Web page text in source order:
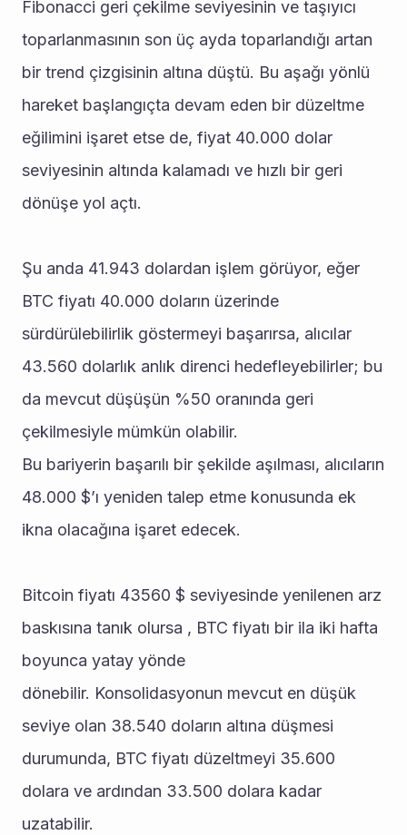
Fibonacci geri çekilme seviyesinin ve taşıyıcı
toparlanmasının son üç ayda toparlandığı artan
bir trend çizgisinin altına düştü. Bu aşağı yönlü
hareket başlangıçta devam eden bir düzeltme
eğilimini işaret etse de, fiyat 40.000 dolar
seviyesinin altında kalamadı ve hızlı bir geri
dönüşe yol açtı.
Şu anda 41.943 dolardan işlem görüyor, eğer
BTC fiyatı 40.000 doların üzerinde
sürdürülebilirlik göstermeyi başarırsa, alıcılar
43.560 dolarlık anlık direnci hedefleyebilirler; bu
da mevcut düşüşün %50 oranında geri
çekilmesiyle mümkün olabilir.
Bu bariyerin başarılı bir şekilde aşılması, alıcıların
48.000 $’ı yeniden talep etme konusunda ek
ikna olacağına işaret edecek.
Bitcoin fiyatı 43560 $ seviyesinde yenilenen arz
baskısına tanık olursa , BTC fiyatı bir ila iki hafta
boyunca yatay yönde
dönebilir. Konsolidasyonun mevcut en düşük
seviye olan 38.540 doların altına düşmesi
durumunda, BTC fiyatı düzeltmeyi 35.600
dolara ve ardından 33.500 dolara kadar
uzatabilir.